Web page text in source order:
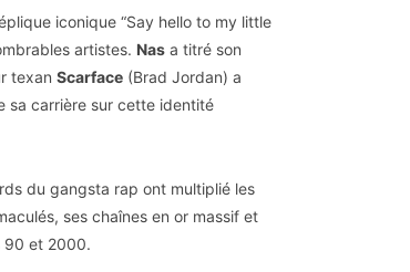
iconique “Say hello to my little
artistes. Nas a titré son
texan Scarface (Brad Jordan) a
sa carrière sur cette identité
du gangsta rap ont multiplié les
ses chaînes en or massif et
90 et 2000.